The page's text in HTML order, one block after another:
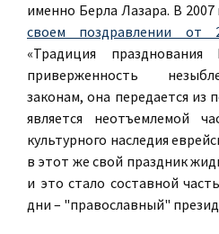
именно Берла Лазара. В 2007
своем поздравлении от
«Традиция празднования
приверженность
законам, она передается из
является неотъемлемой
культурного наследия
в этот же свой праздник
и это стало составной
дни – "православный"